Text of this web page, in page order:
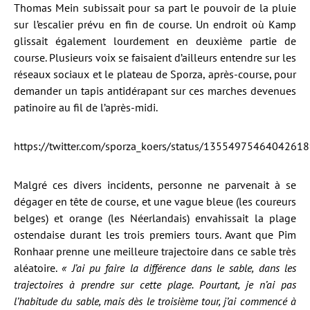
Thomas Mein subissait pour sa part le pouvoir de la pluie
sur l’escalier prévu en fin de course. Un endroit où Kamp
glissait également lourdement en deuxième partie de
course. Plusieurs voix se faisaient d’ailleurs entendre sur les
réseaux sociaux et le plateau de Sporza, après-course, pour
demander un tapis antidérapant sur ces marches devenues
patinoire au fil de l’après-midi.
https://twitter.com/sporza_koers/status/
Malgré ces divers incidents, personne ne parvenait à se
dégager en tête de course, et une vague bleue (les coureurs
belges) et orange (les Néerlandais) envahissait la plage
ostendaise durant les trois premiers tours. Avant que Pim
Ronhaar prenne une meilleure trajectoire dans ce sable très
aléatoire.« J’ai pu faire la différence dans le sable, dans les
trajectoires à prendre sur cette plage. Pourtant, je n’ai pas
l’habitude du sable, mais dès le troisième tour, j’ai commencé à